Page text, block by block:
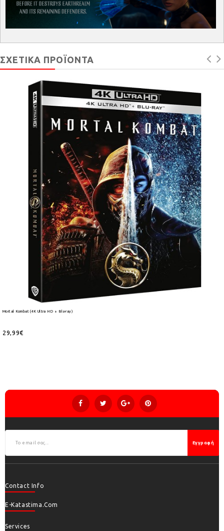
ΣΧΕΤΙΚΆ ΠΡΟΪΌΝΤΑ
Mortal Kombat (4K Ultra HD + Blu-ray)
29,99€
Εγγραφή
Contact Info
E-Katastima.com
Services